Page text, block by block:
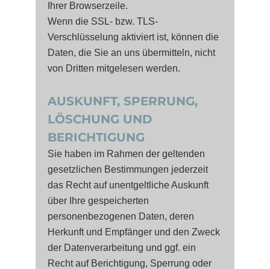
Ihrer Browserzeile.
Wenn die SSL- bzw. TLS-
Verschlüsselung aktiviert ist, können die
Daten, die Sie an uns übermitteln, nicht
von Dritten mitgelesen werden.
AUSKUNFT, SPERRUNG,
LÖSCHUNG UND
BERICHTIGUNG
Sie haben im Rahmen der geltenden
gesetzlichen Bestimmungen jederzeit
das Recht auf unentgeltliche Auskunft
über Ihre gespeicherten
personenbezogenen Daten, deren
Herkunft und Empfänger und den Zweck
der Datenverarbeitung und ggf. ein
Recht auf Berichtigung, Sperrung oder